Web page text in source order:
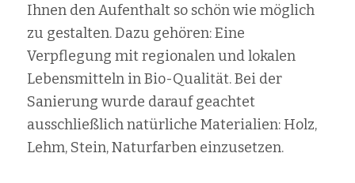
Ihnen den Aufenthalt so schön wie möglich
zu gestalten. Dazu gehören: Eine
Verpflegung mit regionalen und lokalen
Lebensmitteln in Bio-Qualität. Bei der
Sanierung wurde darauf geachtet
ausschließlich natürliche Materialien: Holz,
Lehm, Stein, Naturfarben einzusetzen.